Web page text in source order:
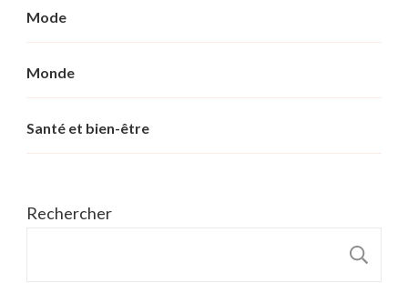
Mode
Monde
Santé et bien-être
Rechercher